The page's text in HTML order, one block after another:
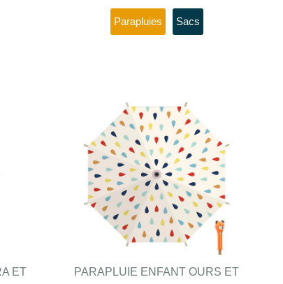
Parapluies Sacs
ET
PARAPLUIE ENFANT OURS ET